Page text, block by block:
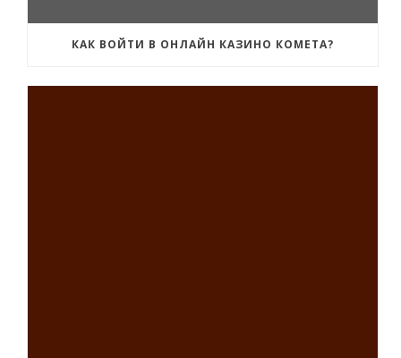
КАК ВОЙТИ В ОНЛАЙН КАЗИНО КОМЕТА?